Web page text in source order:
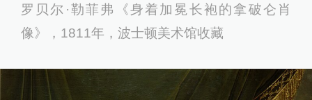
罗贝尔·勒菲弗《身着加冕长袍的拿破仑肖
像》，1811年，波士顿美术馆收藏